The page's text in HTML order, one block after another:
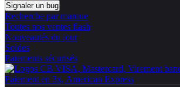
Signaler un bug
Recherche par marque
Toutes nos ventes flash
Nouveautés du jour
Soldes
Paiements sécurisés